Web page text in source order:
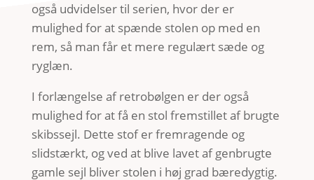
også udvidelser til serien, hvor der er
mulighed for at spænde stolen op med en
rem, så man får et mere regulært sæde og
ryglæn.
I forlængelse af retrobølgen er der også
mulighed for at få en stol fremstillet af brugte
skibssejl. Dette stof er fremragende og
slidstærkt, og ved at blive lavet af genbrugte
gamle sejl bliver stolen i høj grad bæredygtig.